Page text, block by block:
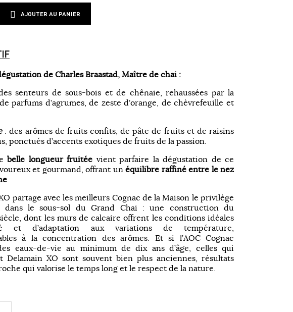
AJOUTER AU PANIER
de Charles Braastad, Maître de chai :
senteurs de sous-bois et de chênaie, rehaussées par la
parfums d’agrumes, de zeste d’orange, de chèvrefeuille et
: des arômes de fruits confits, de pâte de fruits et de raisins
ponctués d’accents exotiques de fruits de la passion.
belle longueur fruitée vient parfaire la dégustation de ce
et gourmand, offrant un équilibre raffiné entre le nez
.
partage avec les meilleurs Cognac de la Maison le privilège
le sous-sol du Grand Chai : une construction du
dont les murs de calcaire offrent les conditions idéales
et d’adaptation aux variations de température,
à la concentration des arômes. Et si l’AOC Cognac
eaux-de-vie au minimum de dix ans d’âge, celles qui
Delamain XO sont souvent bien plus anciennes, résultats
qui valorise le temps long et le respect de la nature.